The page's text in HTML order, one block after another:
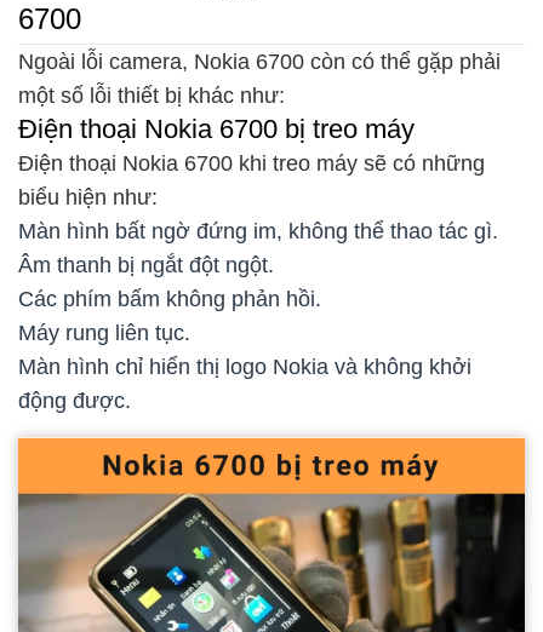
6700
Ngoài lỗi camera, Nokia 6700 còn có thể gặp phải
một số lỗi thiết bị khác như:
Điện thoại Nokia 6700 bị treo máy
Điện thoại Nokia 6700 khi treo máy sẽ có những
biểu hiện như:
Màn hình bất ngờ đứng im, không thể thao tác gì.
Âm thanh bị ngắt đột ngột.
Các phím bấm không phản hồi.
Máy rung liên tục.
Màn hình chỉ hiển thị logo Nokia và không khởi
động được.